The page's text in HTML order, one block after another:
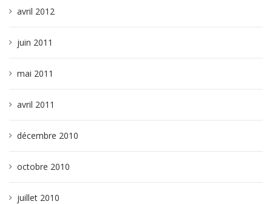
avril 2012
juin 2011
mai 2011
avril 2011
décembre 2010
octobre 2010
juillet 2010